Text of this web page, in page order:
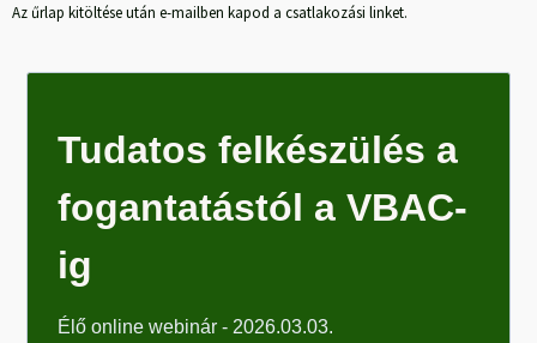
Az űrlap kitöltése után e-mailben kapod a csatlakozási linket.